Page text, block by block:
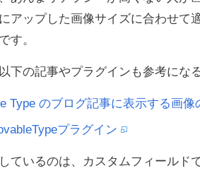
アップした画像サイズに合わせて
す。
下の記事やプラグインも参考にな
Type のブログ記事に表示する画
プラグイン
ているのは、カスタムフィールド